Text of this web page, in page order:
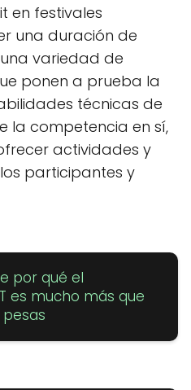
en festivales
una duración de
variedad de
ponen a prueba la
técnicas de
la competencia en sí,
actividades y
participantes y
por qué el
es mucho más que